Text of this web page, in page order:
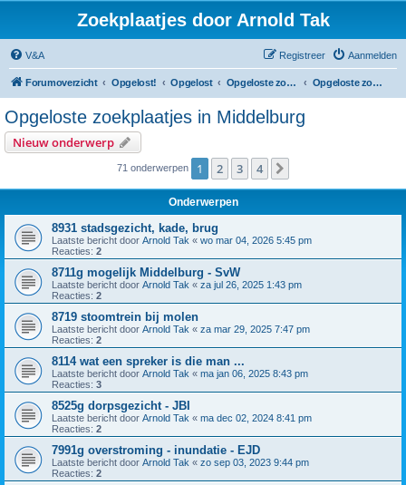
Zoekplaatjes door Arnold Tak
V&A Aanmelden
Registreer
Forumoverzicht Opgelost! Opgelost Opgeloste zoekplaatjes in Zeeland Opgeloste zoekplaatjes in Middelburg
Opgeloste zoekplaatjes in Middelburg
Nieuw onderwerp
71 onderwerpen 1 2 3 4
Onderwerpen
8931 stadsgezicht, kade, brug
Laatste bericht door Arnold Tak « wo mar 04, 2026 5:45 pm
Reacties: 2
8711g mogelijk Middelburg - SvW
Laatste bericht door Arnold Tak « za jul 26, 2025 1:43 pm
Reacties: 2
8719 stoomtrein bij molen
Laatste bericht door Arnold Tak « za mar 29, 2025 7:47 pm
Reacties: 2
8114 wat een spreker is die man ...
Laatste bericht door Arnold Tak « ma jan 06, 2025 8:43 pm
Reacties: 3
8525g dorpsgezicht - JBI
Laatste bericht door Arnold Tak « ma dec 02, 2024 8:41 pm
Reacties: 2
7991g overstroming - inundatie - EJD
Laatste bericht door Arnold Tak « zo sep 03, 2023 9:44 pm
Reacties: 2